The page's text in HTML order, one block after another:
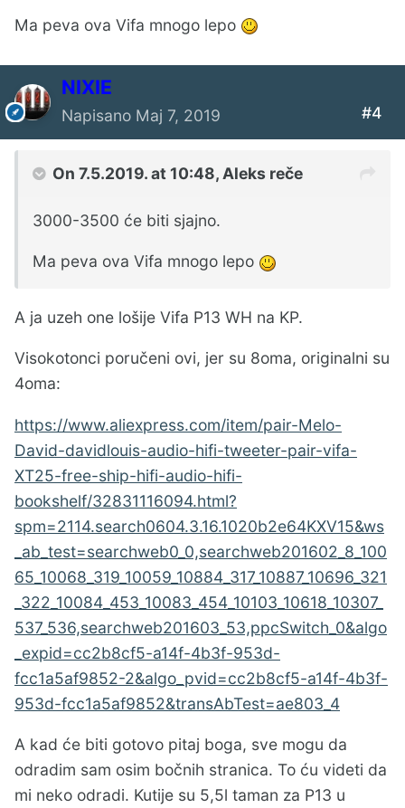
Ma peva ova Vifa mnogo lepo
NIXIE
Napisano Maj 7, 2019 #4
On 7.5.2019. at 10:48, Aleks reče
3000-3500 će biti sjajno.
Ma peva ova Vifa mnogo lepo
A ja uzeh one lošije Vifa P13 WH na KP.
Visokotonci poručeni ovi, jer su 8oma, originalni su
4oma:
https://www.aliexpress.com/item/pair-Melo-
David-davidlouis-audio-hifi-tweeter-pair-vifa-
XT25-free-ship-hifi-audio-hifi-
bookshelf/32831116094.html?
spm=2114.search0604.3.16.1020b2e64KXV15&ws
_ab_test=searchweb0_0,searchweb201602_8_100
65_10068_319_10059_10884_317_10887_10696_321
_322_10084_453_10083_454_10103_10618_10307_
537_536,searchweb201603_53,ppcSwitch_0&algo
_expid=cc2b8cf5-a14f-4b3f-953d-
fcc1a5af9852-2&algo_pvid=cc2b8cf5-a14f-4b3f-
953d-fcc1a5af9852&transAbTest=ae803_4
A kad će biti gotovo pitaj boga, sve mogu da
odradim sam osim bočnih stranica. To ću videti da
mi neko odradi. Kutije su 5,5l taman za P13 u